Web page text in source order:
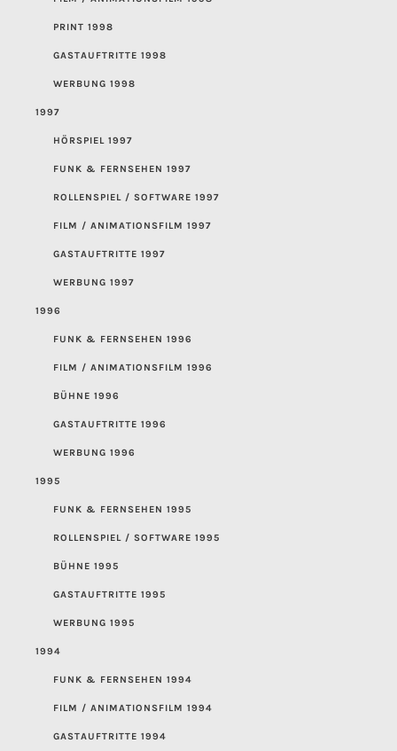
PRINT 1998
GASTAUFTRITTE 1998
WERBUNG 1998
1997
HÖRSPIEL 1997
FUNK & FERNSEHEN 1997
ROLLENSPIEL / SOFTWARE 1997
FILM / ANIMATIONSFILM 1997
GASTAUFTRITTE 1997
WERBUNG 1997
1996
FUNK & FERNSEHEN 1996
FILM / ANIMATIONSFILM 1996
BÜHNE 1996
GASTAUFTRITTE 1996
WERBUNG 1996
1995
FUNK & FERNSEHEN 1995
ROLLENSPIEL / SOFTWARE 1995
BÜHNE 1995
GASTAUFTRITTE 1995
WERBUNG 1995
1994
FUNK & FERNSEHEN 1994
FILM / ANIMATIONSFILM 1994
GASTAUFTRITTE 1994